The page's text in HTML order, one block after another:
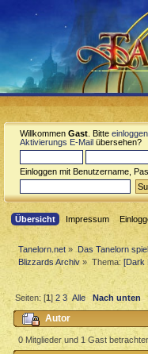
Willkommen Gast . Bitte einloggen
Aktivierungs E-Mail übersehen?
Einloggen mit Benutzername,
Übersicht Impressum
Tanelorn.net » Das Tanelorn
Blizzards Archiv » Thema: [Dark
Seiten: [1]2 3 Alle Nach unten
Autor
Silence(Abenteuer)
0 Mitglieder und 1 Gast